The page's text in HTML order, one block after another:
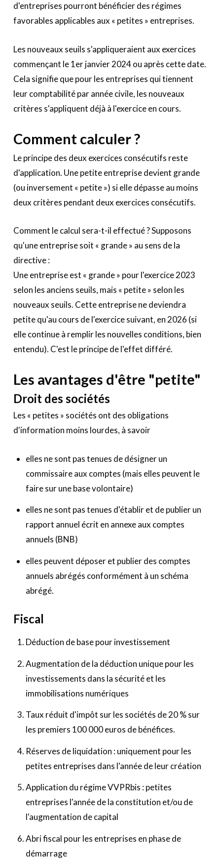
d'entreprises pourront bénéficier des régimes
favorables applicables aux « petites » entreprises.
Les nouveaux seuils s'appliqueraient aux exercices
commençant le 1er janvier 2024 ou après cette date.
Cela signifie que pour les entreprises qui tiennent
leur comptabilité par année civile, les nouveaux
critères s'appliquent déjà à l'exercice en cours.
Comment calculer ?
Le principe des deux exercices consécutifs reste
d'application. Une petite entreprise devient grande
(ou inversement « petite ») si elle dépasse au moins
deux critères pendant deux exercices consécutifs.
Comment le calcul sera-t-il effectué ? Supposons
qu'une entreprise soit « grande » au sens de la
directive :
Une entreprise est « grande » pour l'exercice 2023
selon les anciens seuils, mais « petite » selon les
nouveaux seuils. Cette entreprise ne deviendra
petite qu'au cours de l'exercice suivant, en 2026 (si
elle continue à remplir les nouvelles conditions, bien
entendu). C'est le principe de l'effet différé.
Les avantages d'être "petite"
Droit des sociétés
Les « petites » sociétés ont des obligations
d'information moins lourdes, à savoir
elles ne sont pas tenues de désigner un
commissaire aux comptes (mais elles peuvent le
faire sur une base volontaire)
elles ne sont pas tenues d'établir et de publier un
rapport annuel écrit en annexe aux comptes
annuels (BNB)
elles peuvent déposer et publier des comptes
annuels abrégés conformément à un schéma
abrégé.
Fiscal
Déduction de base pour investissement
Augmentation de la déduction unique pour les
investissements dans la sécurité et les
immobilisations numériques
Taux réduit d'impôt sur les sociétés de 20 % sur
les premiers 100 000 euros de bénéfices.
Réserves de liquidation : uniquement pour les
petites entreprises dans l'année de leur création
Application du régime VVPRbis : petites
entreprises l'année de la constitution et/ou de
l'augmentation de capital
Abri fiscal pour les entreprises en phase de
démarrage